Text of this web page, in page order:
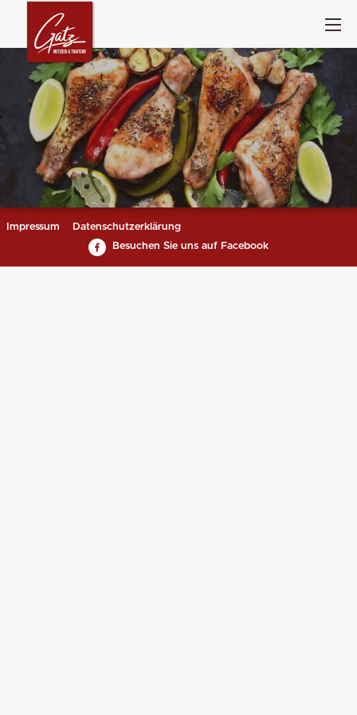
Impressum
Datenschutzerklärung
Besuchen Sie uns auf Facebook